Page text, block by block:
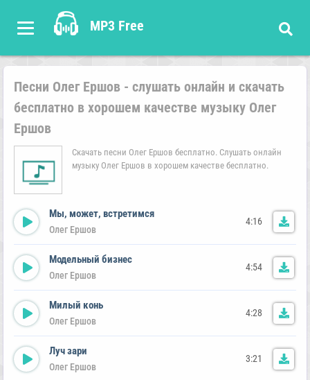
MP3 Free
Песни Олег Ершов - слушать онлайн и скачать
бесплатно в хорошем качестве музыку Олег
Ершов
Скачать песни Олег Ершов бесплатно. Слушать онлайн
музыку Олег Ершов в хорошем качестве бесплатно.
Мы, может, встретимся
Олег Ершов
4:16
Модельный бизнес
Олег Ершов
4:54
Милый конь
Олег Ершов
4:28
Луч зари
Олег Ершов
3:21